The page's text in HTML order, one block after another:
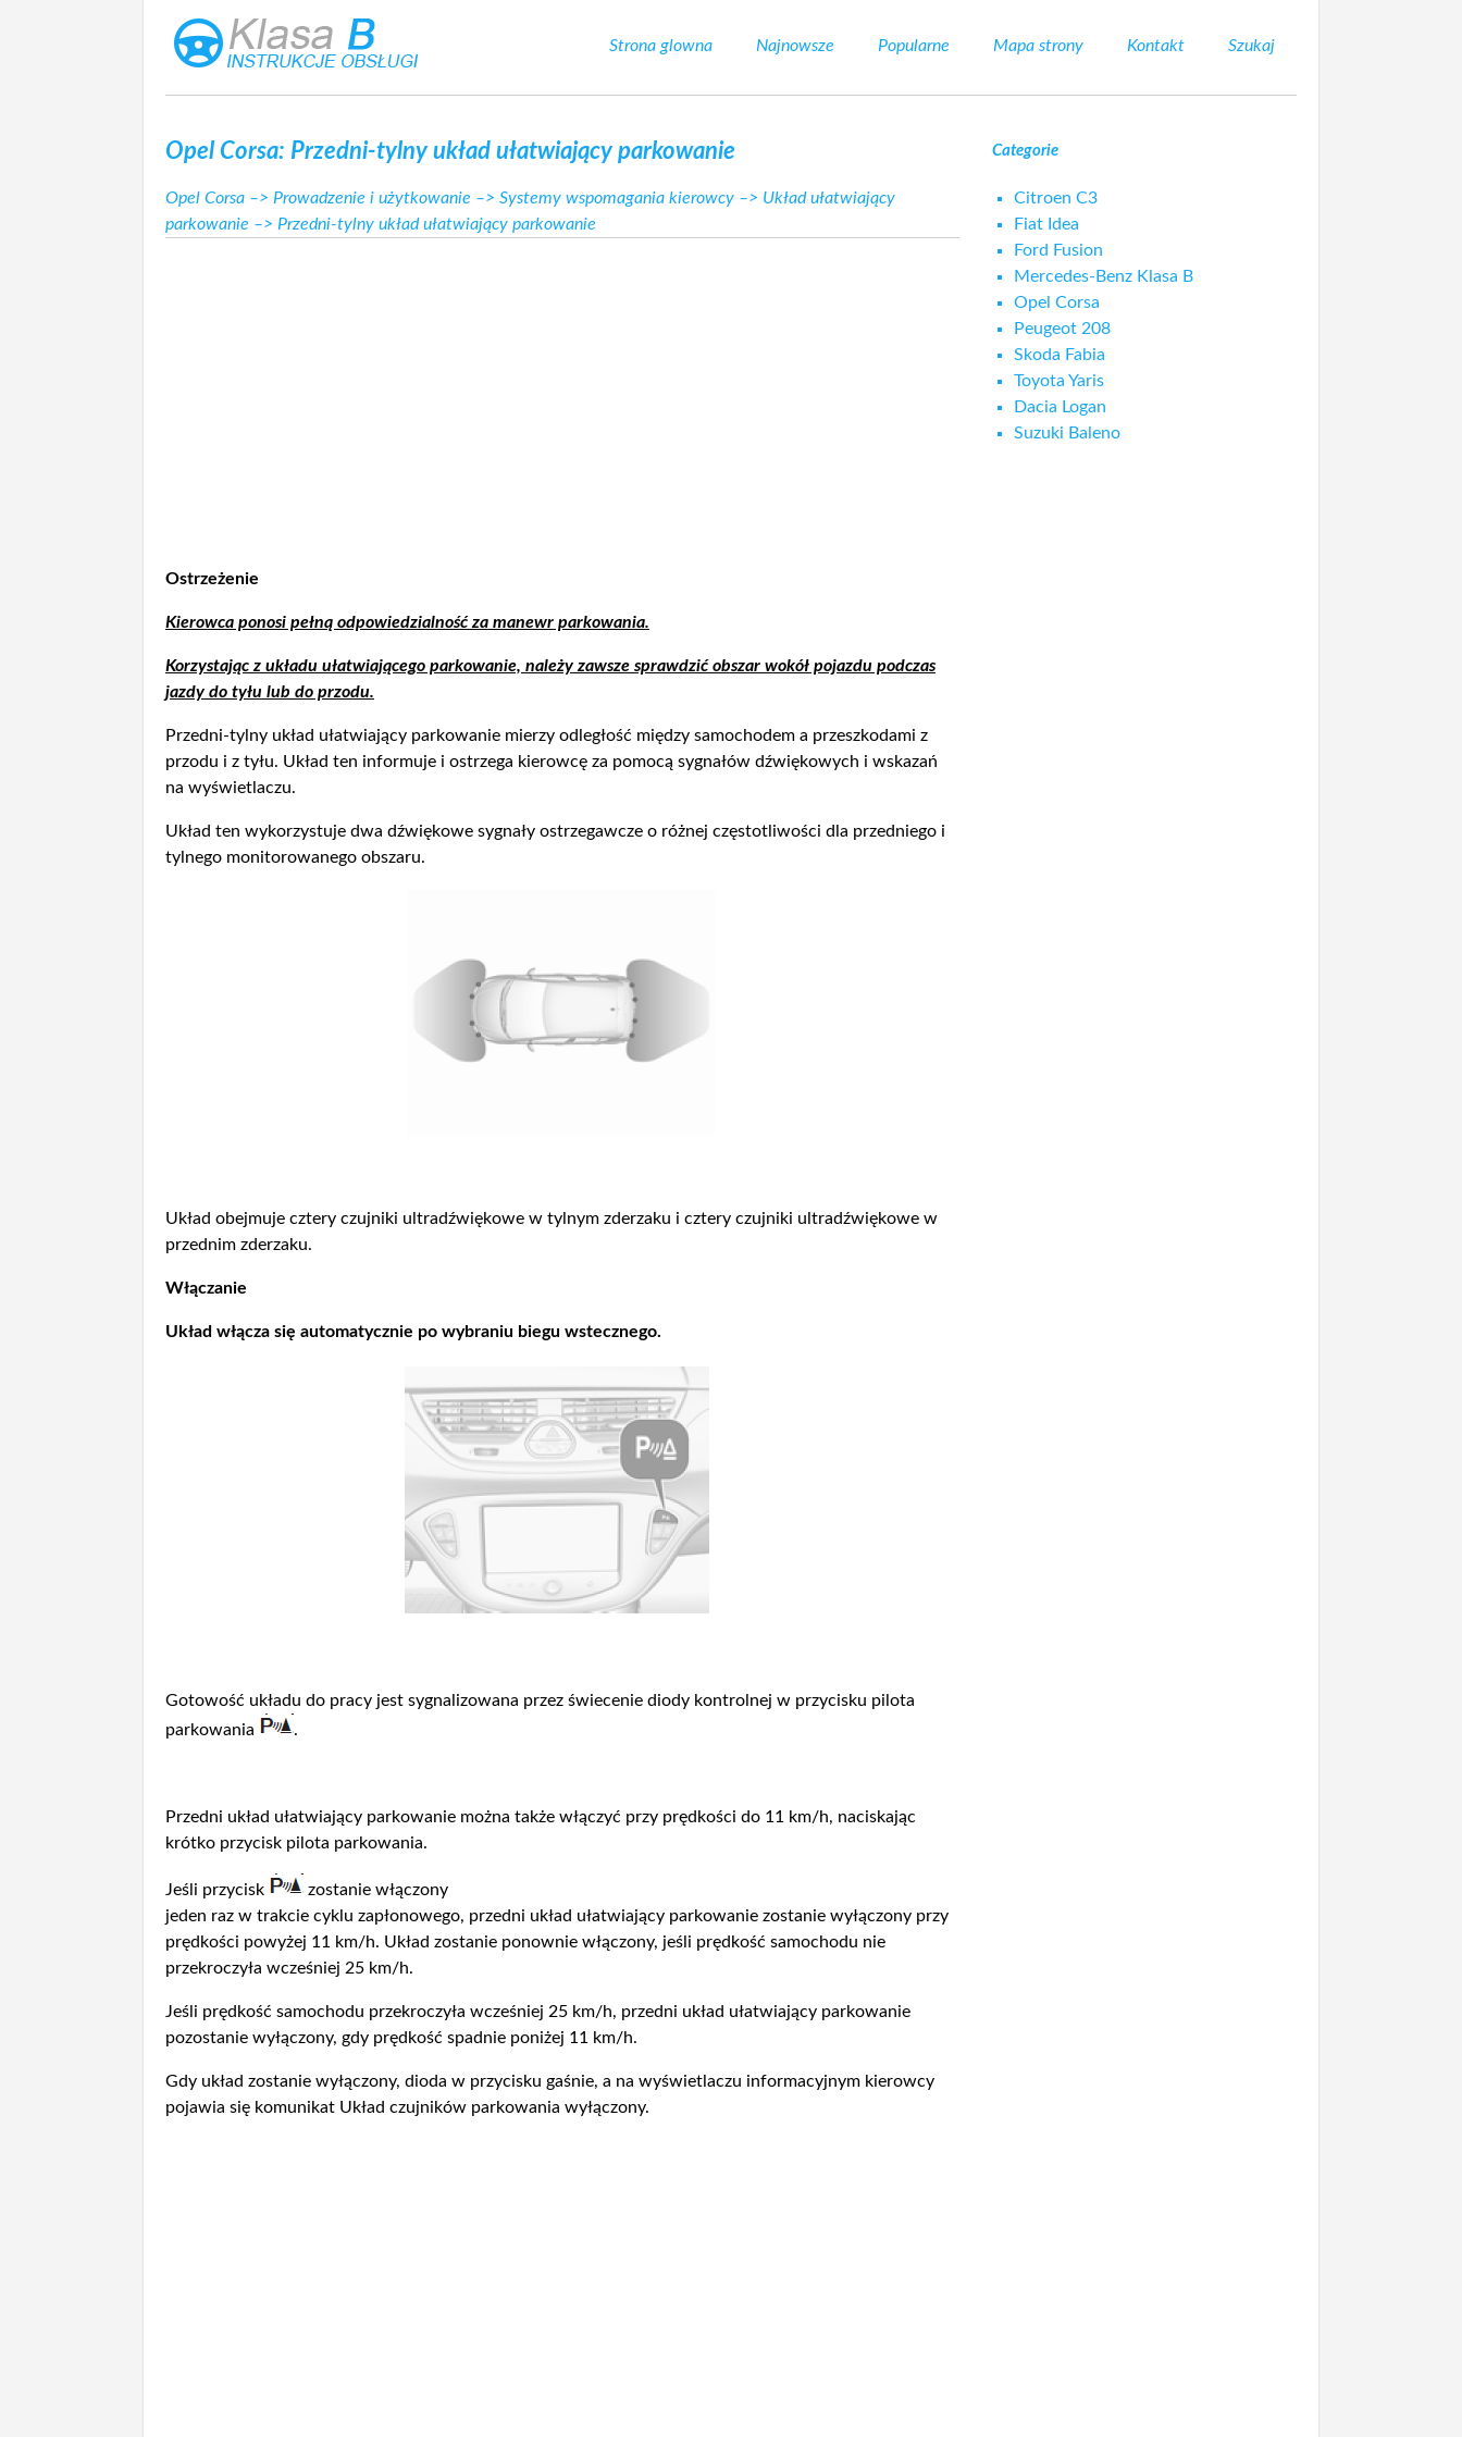
Strona glowna Najnowsze Popularne Mapa strony Kontakt Szukaj
Opel Corsa: Przedni-tylny układ ułatwiający parkowanie
Opel Corsa –> Prowadzenie i użytkowanie –> Systemy wspomagania kierowcy –> Układ ułatwiający
parkowanie –> Przedni-tylny układ ułatwiający parkowanie
Ostrzeżenie
Kierowca ponosi pełną odpowiedzialność za manewr parkowania.
Korzystając z układu ułatwiającego parkowanie, należy zawsze sprawdzić obszar wokół pojazdu podczas
jazdy do tyłu lub do przodu.
Przedni-tylny układ ułatwiający parkowanie mierzy odległość między samochodem a przeszkodami z
przodu i z tyłu. Układ ten informuje i ostrzega kierowcę za pomocą sygnałów dźwiękowych i wskazań
na wyświetlaczu.
Układ ten wykorzystuje dwa dźwiękowe sygnały ostrzegawcze o różnej częstotliwości dla przedniego i
tylnego monitorowanego obszaru.
Układ obejmuje cztery czujniki ultradźwiękowe w tylnym zderzaku i cztery czujniki ultradźwiękowe w
przednim zderzaku.
Włączanie
Układ włącza się automatycznie po wybraniu biegu wstecznego.
Gotowość układu do pracy jest sygnalizowana przez świecenie diody kontrolnej w przycisku pilota
parkowania
.
Przedni układ ułatwiający parkowanie można także włączyć przy prędkości do 11 km/h, naciskając
krótko przycisk pilota parkowania.
Jeśli przycisk
zostanie włączony
jeden raz w trakcie cyklu zapłonowego, przedni układ ułatwiający parkowanie zostanie wyłączony przy
prędkości powyżej 11 km/h. Układ zostanie ponownie włączony, jeśli prędkość samochodu nie
przekroczyła wcześniej 25 km/h.
Jeśli prędkość samochodu przekroczyła wcześniej 25 km/h, przedni układ ułatwiający parkowanie
pozostanie wyłączony, gdy prędkość spadnie poniżej 11 km/h.
Gdy układ zostanie wyłączony, dioda w przycisku gaśnie, a na wyświetlaczu informacyjnym kierowcy
pojawia się komunikat Układ czujników parkowania wyłączony.
Categorie
Citroen C3
Fiat Idea
Ford Fusion
Mercedes-Benz Klasa B
Opel Corsa
Peugeot 208
Skoda Fabia
Toyota Yaris
Dacia Logan
Suzuki Baleno